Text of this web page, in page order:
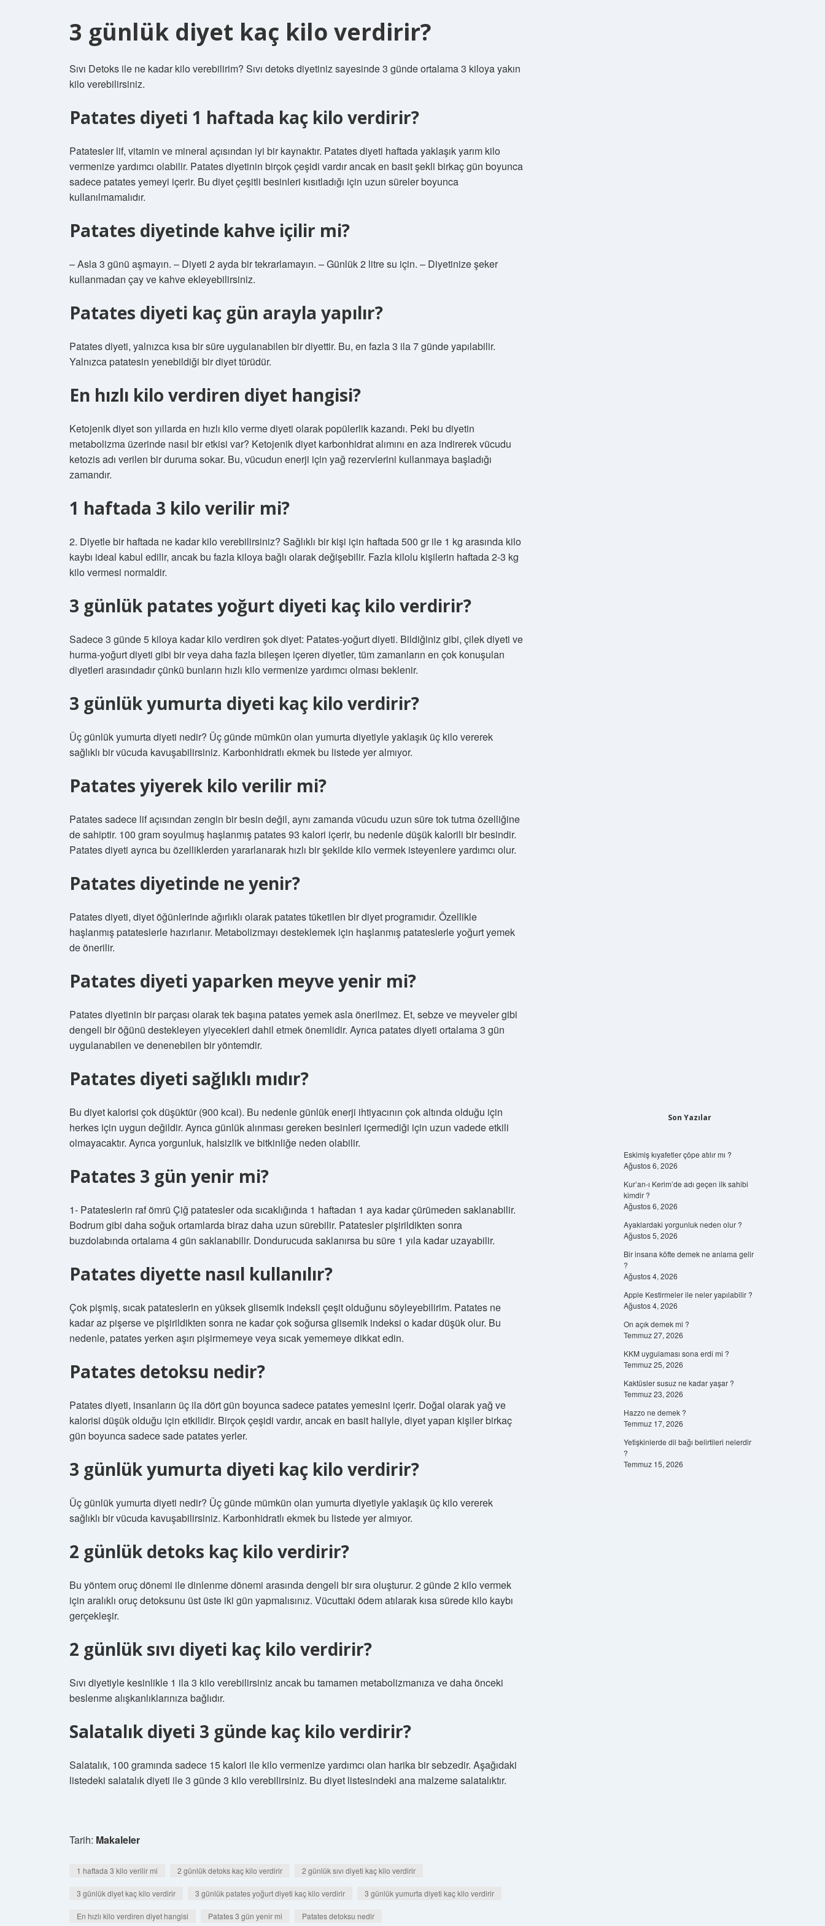
3 günlük diyet kaç kilo verdirir?
Sıvı Detoks ile ne kadar kilo verebilirim? Sıvı detoks diyetiniz sayesinde 3 günde ortalama 3 kiloya yakın
kilo verebilirsiniz.
Patates diyeti 1 haftada kaç kilo verdirir?
Patatesler lif, vitamin ve mineral açısından iyi bir kaynaktır. Patates diyeti haftada yaklaşık yarım kilo
vermenize yardımcı olabilir. Patates diyetinin birçok çeşidi vardır ancak en basit şekli birkaç gün boyunca
sadece patates yemeyi içerir. Bu diyet çeşitli besinleri kısıtladığı için uzun süreler boyunca
kullanılmamalıdır.
Patates diyetinde kahve içilir mi?
– Asla 3 günü aşmayın. – Diyeti 2 ayda bir tekrarlamayın. – Günlük 2 litre su için. – Diyetinize şeker
kullanmadan çay ve kahve ekleyebilirsiniz.
Patates diyeti kaç gün arayla yapılır?
Patates diyeti, yalnızca kısa bir süre uygulanabilen bir diyettir. Bu, en fazla 3 ila 7 günde yapılabilir.
Yalnızca patatesin yenebildiği bir diyet türüdür.
En hızlı kilo verdiren diyet hangisi?
Ketojenik diyet son yıllarda en hızlı kilo verme diyeti olarak popülerlik kazandı. Peki bu diyetin
metabolizma üzerinde nasıl bir etkisi var? Ketojenik diyet karbonhidrat alımını en aza indirerek vücudu
ketozis adı verilen bir duruma sokar. Bu, vücudun enerji için yağ rezervlerini kullanmaya başladığı
zamandır.
1 haftada 3 kilo verilir mi?
2. Diyetle bir haftada ne kadar kilo verebilirsiniz? Sağlıklı bir kişi için haftada 500 gr ile 1 kg arasında kilo
kaybı ideal kabul edilir, ancak bu fazla kiloya bağlı olarak değişebilir. Fazla kilolu kişilerin haftada 2-3 kg
kilo vermesi normaldir.
3 günlük patates yoğurt diyeti kaç kilo verdirir?
Sadece 3 günde 5 kiloya kadar kilo verdiren şok diyet: Patates-yoğurt diyeti. Bildiğiniz gibi, çilek diyeti ve
hurma-yoğurt diyeti gibi bir veya daha fazla bileşen içeren diyetler, tüm zamanların en çok konuşulan
diyetleri arasındadır çünkü bunların hızlı kilo vermenize yardımcı olması beklenir.
3 günlük yumurta diyeti kaç kilo verdirir?
Üç günlük yumurta diyeti nedir? Üç günde mümkün olan yumurta diyetiyle yaklaşık üç kilo vererek
sağlıklı bir vücuda kavuşabilirsiniz. Karbonhidratlı ekmek bu listede yer almıyor.
Patates yiyerek kilo verilir mi?
Patates sadece lif açısından zengin bir besin değil, aynı zamanda vücudu uzun süre tok tutma özelliğine
de sahiptir. 100 gram soyulmuş haşlanmış patates 93 kalori içerir, bu nedenle düşük kalorili bir besindir.
Patates diyeti ayrıca bu özelliklerden yararlanarak hızlı bir şekilde kilo vermek isteyenlere yardımcı olur.
Patates diyetinde ne yenir?
Patates diyeti, diyet öğünlerinde ağırlıklı olarak patates tüketilen bir diyet programıdır. Özellikle
haşlanmış patateslerle hazırlanır. Metabolizmayı desteklemek için haşlanmış patateslerle yoğurt yemek
de önerilir.
Patates diyeti yaparken meyve yenir mi?
Patates diyetinin bir parçası olarak tek başına patates yemek asla önerilmez. Et, sebze ve meyveler gibi
dengeli bir öğünü destekleyen yiyecekleri dahil etmek önemlidir. Ayrıca patates diyeti ortalama 3 gün
uygulanabilen ve denenebilen bir yöntemdir.
Patates diyeti sağlıklı mıdır?
Bu diyet kalorisi çok düşüktür (900 kcal). Bu nedenle günlük enerji ihtiyacının çok altında olduğu için
herkes için uygun değildir. Ayrıca günlük alınması gereken besinleri içermediği için uzun vadede etkili
olmayacaktır. Ayrıca yorgunluk, halsizlik ve bitkinliğe neden olabilir.
Patates 3 gün yenir mi?
1- Patateslerin raf ömrü Çiğ patatesler oda sıcaklığında 1 haftadan 1 aya kadar çürümeden saklanabilir.
Bodrum gibi daha soğuk ortamlarda biraz daha uzun sürebilir. Patatesler pişirildikten sonra
buzdolabında ortalama 4 gün saklanabilir. Dondurucuda saklanırsa bu süre 1 yıla kadar uzayabilir.
Patates diyette nasıl kullanılır?
Çok pişmiş, sıcak patateslerin en yüksek glisemik indeksli çeşit olduğunu söyleyebilirim. Patates ne
kadar az pişerse ve pişirildikten sonra ne kadar çok soğursa glisemik indeksi o kadar düşük olur. Bu
nedenle, patates yerken aşırı pişirmemeye veya sıcak yememeye dikkat edin.
Patates detoksu nedir?
Patates diyeti, insanların üç ila dört gün boyunca sadece patates yemesini içerir. Doğal olarak yağ ve
kalorisi düşük olduğu için etkilidir. Birçok çeşidi vardır, ancak en basit haliyle, diyet yapan kişiler birkaç
gün boyunca sadece sade patates yerler.
3 günlük yumurta diyeti kaç kilo verdirir?
Üç günlük yumurta diyeti nedir? Üç günde mümkün olan yumurta diyetiyle yaklaşık üç kilo vererek
sağlıklı bir vücuda kavuşabilirsiniz. Karbonhidratlı ekmek bu listede yer almıyor.
2 günlük detoks kaç kilo verdirir?
Bu yöntem oruç dönemi ile dinlenme dönemi arasında dengeli bir sıra oluşturur. 2 günde 2 kilo vermek
için aralıklı oruç detoksunu üst üste iki gün yapmalısınız. Vücuttaki ödem atılarak kısa sürede kilo kaybı
gerçekleşir.
2 günlük sıvı diyeti kaç kilo verdirir?
Sıvı diyetiyle kesinlikle 1 ila 3 kilo verebilirsiniz ancak bu tamamen metabolizmanıza ve daha önceki
beslenme alışkanlıklarınıza bağlıdır.
Salatalık diyeti 3 günde kaç kilo verdirir?
Salatalık, 100 gramında sadece 15 kalori ile kilo vermenize yardımcı olan harika bir sebzedir. Aşağıdaki
listedeki salatalık diyeti ile 3 günde 3 kilo verebilirsiniz. Bu diyet listesindeki ana malzeme salatalıktır.
Tarih: Makaleler
1 haftada 3 kilo verilir mi 2 günlük detoks kaç kilo verdirir 2 günlük sıvı diyeti kaç kilo verdirir
3 günlük diyet kaç kilo verdirir 3 günlük patates yoğurt diyeti kaç kilo verdirir 3 günlük yumurta diyeti kaç kilo verdirir
En hızlı kilo verdiren diyet hangisi Patates 3 gün yenir mi Patates detoksu nedir
Son Yazılar
Eskimiş kıyafetler çöpe atılır mı ?
Ağustos 6, 2026
Kur’an-ı Kerim’de adı geçen ilk sahibi
kimdir ?
Ağustos 6, 2026
Ayaklardaki yorgunluk neden olur ?
Ağustos 5, 2026
Bir insana köfte demek ne anlama gelir
?
Ağustos 4, 2026
Apple Kestirmeler ile neler yapılabilir ?
Ağustos 4, 2026
On açık demek mi ?
Temmuz 27, 2026
KKM uygulaması sona erdi mi ?
Temmuz 25, 2026
Kaktüsler susuz ne kadar yaşar ?
Temmuz 23, 2026
Hazzo ne demek ?
Temmuz 17, 2026
Yetişkinlerde dil bağı belirtileri nelerdir
?
Temmuz 15, 2026